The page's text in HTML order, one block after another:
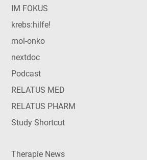
IM FOKUS
krebs:hilfe!
mol-onko
nextdoc
Podcast
RELATUS MED
RELATUS PHARM
Study Shortcut
Therapie News